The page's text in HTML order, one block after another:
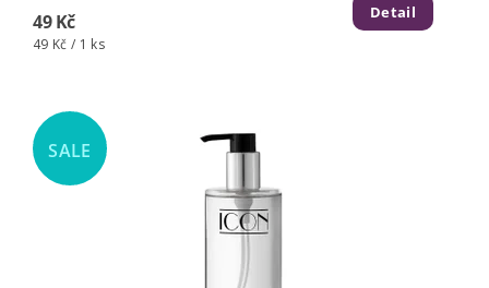
49 Kč
49 Kč / 1 ks
Detail
SALE